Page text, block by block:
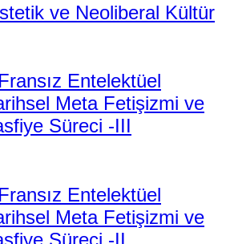
ve Neoliberal Kültür
Entelektüel
Meta Fetişizmi ve
Süreci -III
Entelektüel
Meta Fetişizmi ve